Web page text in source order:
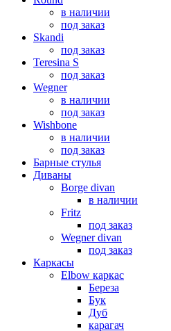
в наличии
под заказ
Skandi
под заказ
Teresina S
под заказ
Wegner
в наличии
под заказ
Wishbone
в наличии
под заказ
Барные стулья
Диваны
Borge divan
в наличии
Fritz
под заказ
Wegner divan
под заказ
Каркасы
Elbow каркас
Береза
Бук
Дуб
карагач